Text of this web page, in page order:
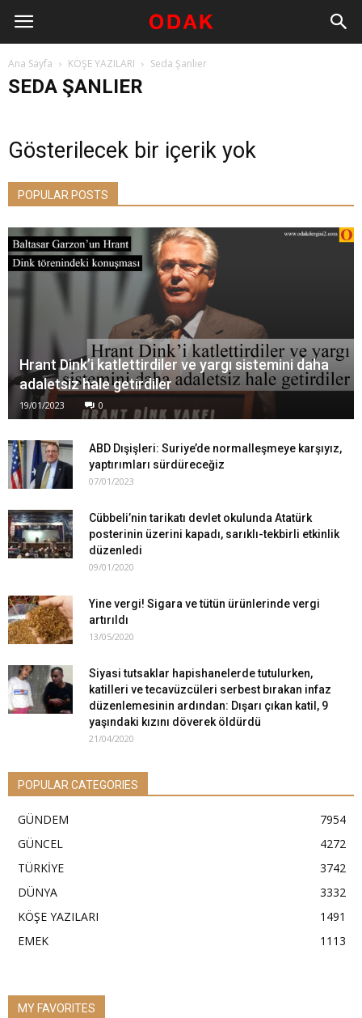
Ana Sayfa KÖŞE YAZILARI Seda Şanlıer
SEDA ŞANLIER
Gösterilecek bir içerik yok
POPULAR POSTS
Hrant Dink’i katlettirdiler ve yargı sistemini daha
adaletsiz hale getirdiler
19/01/2023 0
ABD Dışişleri: Suriye’de normalleşmeye karşıyız,
yaptırımları sürdüreceğiz
07/01/2023
Cübbeli’nin tarikatı devlet okulunda Atatürk
posterinin üzerini kapadı, sarıklı-tekbirli etkinlik
düzenledi
09/01/2020
Yine vergi! Sigara ve tütün ürünlerinde vergi
artırıldı
13/05/2020
Siyasi tutsaklar hapishanelerde tutulurken,
katilleri ve tecavüzcüleri serbest bırakan infaz
düzenlemesinin ardından: Dışarı çıkan katil, 9
yaşındaki kızını döverek öldürdü
21/04/2020
POPULAR CATEGORIES
GÜNDEM
7954
GÜNCEL
4272
TÜRKİYE
3742
DÜNYA
3332
KÖŞE YAZILARI
1491
EMEK
1113
MY FAVORITES